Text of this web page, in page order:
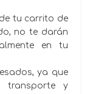
tu carrito de
no te darán
en tu
ya que
transporte y